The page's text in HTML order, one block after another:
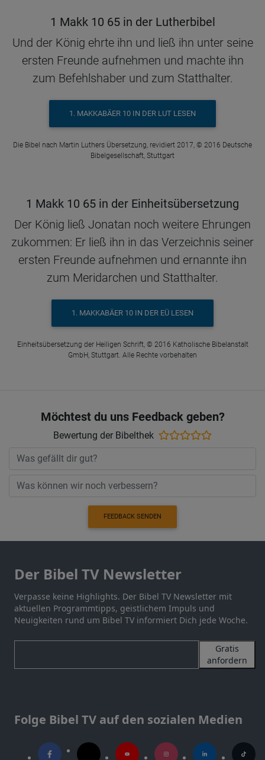
1 Makk 10 65 in der Lutherbibel
Und der König ehrte ihn und ließ ihn unter seine
ersten Freunde aufnehmen und machte ihn
zum Befehlshaber und zum Statthalter.
1. MAKKABÄER 10 IN DER LUT LESEN
Die Bibel nach Martin Luthers Übersetzung, revidiert 2017, © 2016 Deutsche
Bibelgesellschaft, Stuttgart
1 Makk 10 65 in der Einheitsübersetzung
Der König ließ Jonatan noch weitere Ehrungen
zukommen: Er ließ ihn in das Verzeichnis seiner
ersten Freunde aufnehmen und ernannte ihn
zum Meridarchen und Statthalter.
1. MAKKABÄER 10 IN DER EÜ LESEN
Einheitsübersetzung der Heiligen Schrift, © 2016 Katholische Bibelanstalt
GmbH, Stuttgart. Alle Rechte vorbehalten
Möchtest du uns Feedback geben?
Bewertung der Bibelthek
FEEDBACK SENDEN
Der Bibel TV Newsletter
Verpasse keine Highlights. Der Bibel TV Newsletter mit
aktuellen Programmtipps, geistlichem Impuls und
Neuigkeiten rund um Bibel TV informiert Dich jede Woche.
Gratis
anfordern
Folge Bibel TV auf den sozialen Medien